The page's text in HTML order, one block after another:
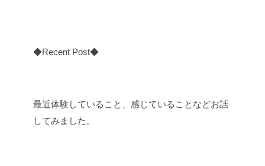
◆Recent Post◆
最近体験していること、感じていることなどお話
してみました。